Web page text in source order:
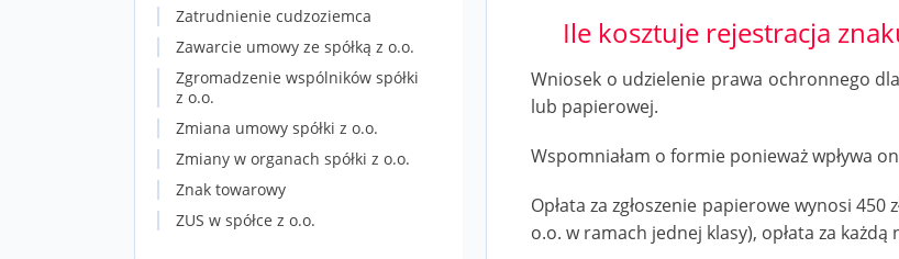
Ile kosztuje rejestracja
Wniosek o udzielenie prawa ochronnego
lub papierowej.
Wspomniałam o formie ponieważ wpływa
Opłata za zgłoszenie papierowe wynosi
o.o. w ramach jednej klasy), opłata za każdą
Zatrudnienie cudzoziemca
Zawarcie umowy ze spółką z o.o.
Zgromadzenie wspólników spółki
z o.o.
Zmiana umowy spółki z o.o.
Zmiany w organach spółki z o.o.
Znak towarowy
ZUS w spółce z o.o.